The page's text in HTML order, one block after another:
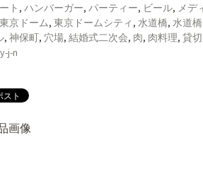
ト , ハンバーガー, パーティー, ビール, メデ
東京ドーム, 東京ドームシティ , 水道橋, 水道
, 神保町, 穴場, 結婚式二次会, 肉, 肉料理, 貸切
j-n
画像